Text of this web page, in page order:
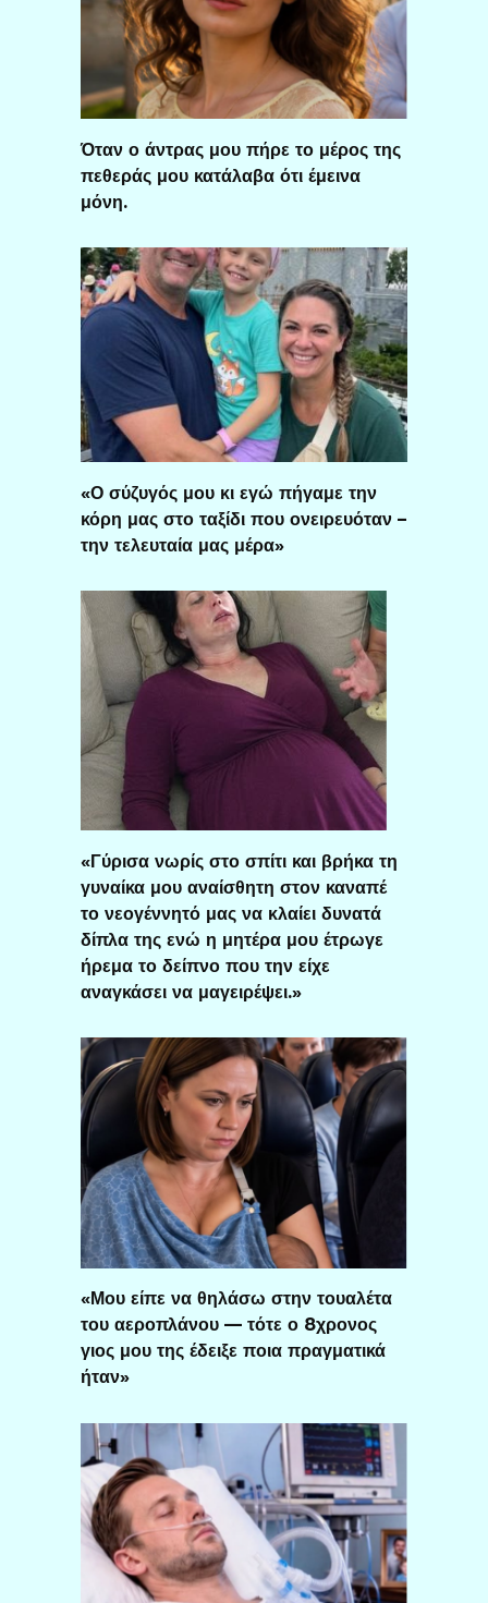
Όταν ο άντρας μου πήρε το μέρος της
πεθεράς μου κατάλαβα ότι έμεινα
μόνη.
«Ο σύζυγός μου κι εγώ πήγαμε την
κόρη μας στο ταξίδι που ονειρευόταν –
την τελευταία μας μέρα»
«Γύρισα νωρίς στο σπίτι και βρήκα τη
γυναίκα μου αναίσθητη στον καναπέ
το νεογέννητό μας να κλαίει δυνατά
δίπλα της ενώ η μητέρα μου έτρωγε
ήρεμα το δείπνο που την είχε
αναγκάσει να μαγειρέψει.»
«Μου είπε να θηλάσω στην τουαλέτα
του αεροπλάνου — τότε ο 8χρονος
γιος μου της έδειξε ποια πραγματικά
ήταν»